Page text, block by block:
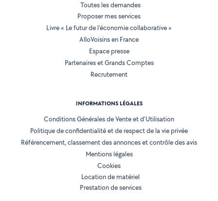
Toutes les demandes
Proposer mes services
Livre « Le futur de l'économie collaborative »
AlloVoisins en France
Espace presse
Partenaires et Grands Comptes
Recrutement
INFORMATIONS LÉGALES
Conditions Générales de Vente et d'Utilisation
Politique de confidentialité et de respect de la vie privée
Référencement, classement des annonces et contrôle des avis
Mentions légales
Cookies
Location de matériel
Prestation de services